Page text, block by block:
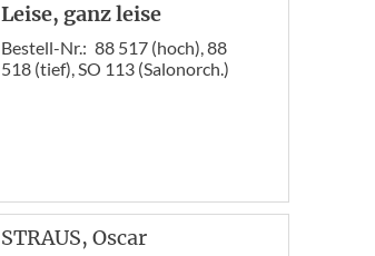
Leise, ganz leise
Bestell-Nr.: 88 517 (hoch), 88
518 (tief), SO 113 (Salonorch.)
STRAUS, Oscar